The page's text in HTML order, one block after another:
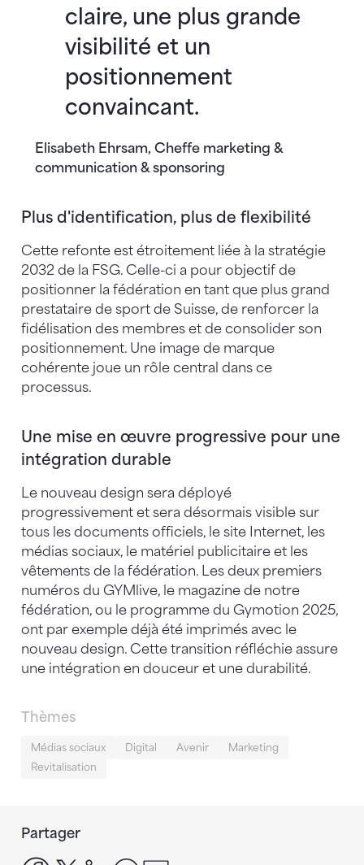
Elisabeth Ehrsam, Cheffe marketing &
communication & sponsoring
claire, une plus grande
visibilité et un
positionnement
convaincant.
Plus d'identification, plus de flexibilité
Cette refonte est étroitement liée à la stratégie
2032 de la FSG. Celle-ci a pour objectif de
positionner la fédération en tant que plus grand
prestataire de sport de Suisse, de renforcer la
fidélisation des membres et de consolider son
positionnement. Une image de marque
cohérente joue un rôle central dans ce
processus.
Une mise en œuvre progressive pour une
intégration durable
Le nouveau design sera déployé
progressivement et sera désormais visible sur
tous les documents officiels, le site Internet, les
médias sociaux, le matériel publicitaire et les
vêtements de la fédération. Les deux premiers
numéros du GYMlive, le magazine de notre
fédération, ou le programme du Gymotion 2025,
ont par exemple déjà été imprimés avec le
nouveau design. Cette transition réfléchie assure
une intégration en douceur et une durabilité.
Thèmes
Médias sociaux Digital Avenir
Marketing
Revitalisation
Partager